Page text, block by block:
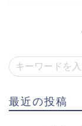
最近の投稿